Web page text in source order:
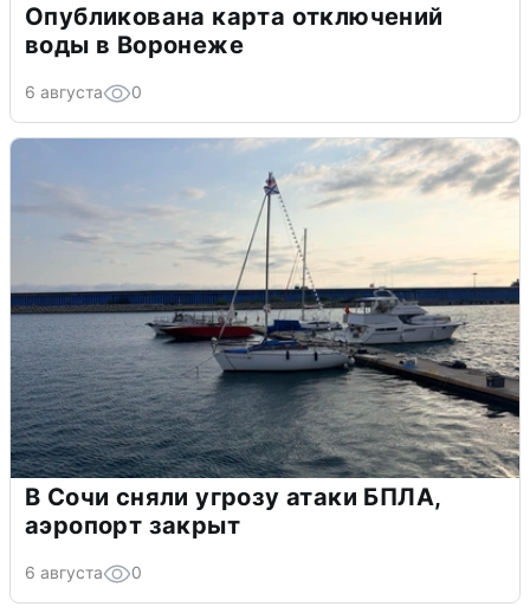
Опубликована карта отключений
воды в Воронеже
6 августа 0
В Сочи сняли угрозу атаки БПЛА,
аэропорт закрыт
6 августа 0